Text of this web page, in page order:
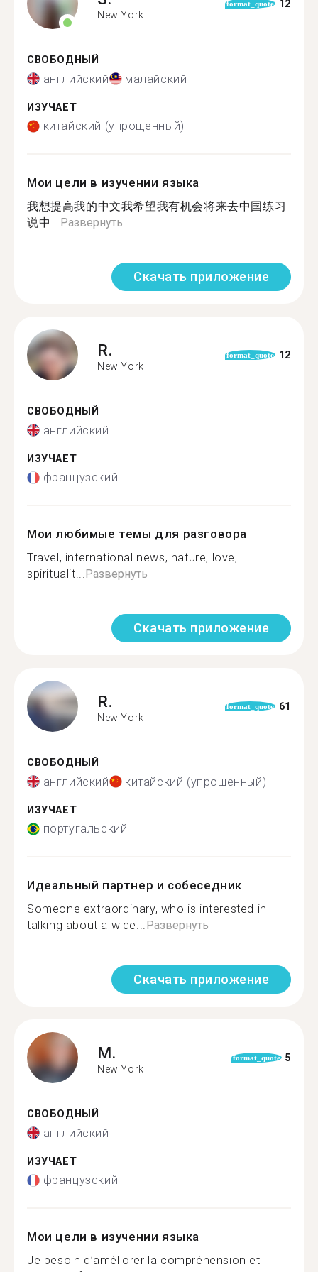
New York
format_quote 12
СВОБОДНЫЙ
английский малайский
ИЗУЧАЕТ
китайский (упрощенный)
Мои цели в изучении языка
我想提高我的中文我希望我有机会将来去中国练习
说中...Развернуть
Скачать приложение
R.
New York
format_quote 12
СВОБОДНЫЙ
английский
ИЗУЧАЕТ
французский
Мои любимые темы для разговора
Travel, international news, nature, love,
spiritualit...Развернуть
Скачать приложение
R.
New York
format_quote 61
СВОБОДНЫЙ
английский китайский (упрощенный)
ИЗУЧАЕТ
португальский
Идеальный партнер и собеседник
Someone extraordinary, who is interested in
talking about a wide...Развернуть
Скачать приложение
M.
New York
format_quote 5
СВОБОДНЫЙ
английский
ИЗУЧАЕТ
французский
Мои цели в изучении языка
Je besoin d’améliorer la compréhension et